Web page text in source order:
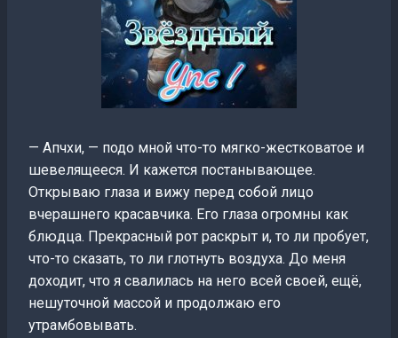
— Апчхи, — подо мной что-то мягко-жестковатое и
шевелящееся. И кажется постанывающее.
Открываю глаза и вижу перед собой лицо
вчерашнего красавчика. Его глаза огромны как
блюдца. Прекрасный рот раскрыт и, то ли пробует,
что-то сказать, то ли глотнуть воздуха. До меня
доходит, что я свалилась на него всей своей, ещё,
нешуточной массой и продолжаю его
утрамбовывать.